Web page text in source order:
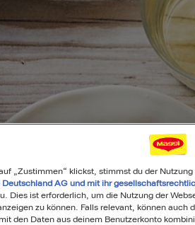
„Zustimmen“ klickst, stimmst du der
Deutschland AG und mit ihr
Dies ist erforderlich, um die Nutzung der
zu können. Falls relevant, können auch
den Daten aus deinem Benutzerkonto